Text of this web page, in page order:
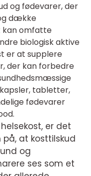
og fødevarer, der
dække
omfatte
biologisk aktive
er at supplere
der kan forbedre
tabletter,
fødevarer
er det
at kosttilskud
og
ses som et